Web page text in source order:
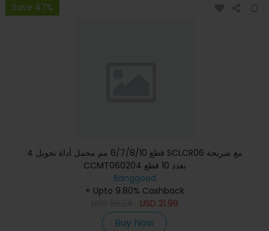
Save 47%
4 قطع 6/7/8/10 مم محمل أداة تحويل SCLCR06 مع شريحة
CCMT060204 بعدد 10 قطع
Banggood
+ Upto 9.80% Cashback
USD 21.99
Buy Now